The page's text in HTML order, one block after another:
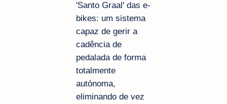
'Santo Graal' das e-
bikes: um sistema
capaz de gerir a
cadência de
pedalada de forma
totalmente
autónoma,
eliminando de vez